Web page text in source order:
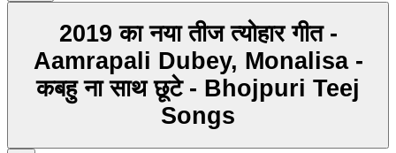
2019 का नया तीज त्योहार गीत -
Aamrapali Dubey, Monalisa -
कबहु ना साथ छूटे - Bhojpuri Teej
Songs